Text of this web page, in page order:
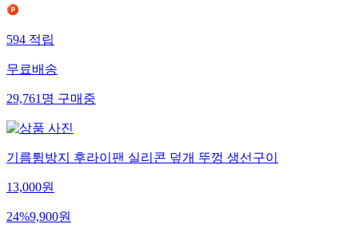
594적립
무료배송
29,761명구매중
기름튐방지 후라이팬 실리콘 덮개 뚜껑 생선구이
13,000원
24%9,900원